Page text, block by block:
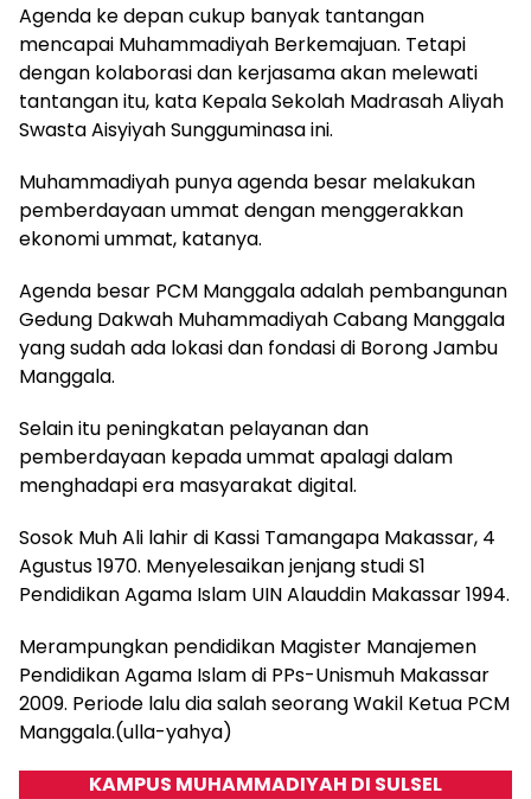
Agenda ke depan cukup banyak tantangan
mencapai Muhammadiyah Berkemajuan. Tetapi
dengan kolaborasi dan kerjasama akan melewati
tantangan itu, kata Kepala Sekolah Madrasah Aliyah
Swasta Aisyiyah Sungguminasa ini.
Muhammadiyah punya agenda besar melakukan
pemberdayaan ummat dengan menggerakkan
ekonomi ummat, katanya.
Agenda besar PCM Manggala adalah pembangunan
Gedung Dakwah Muhammadiyah Cabang Manggala
yang sudah ada lokasi dan fondasi di Borong Jambu
Manggala.
Selain itu peningkatan pelayanan dan
pemberdayaan kepada ummat apalagi dalam
menghadapi era masyarakat digital.
Sosok Muh Ali lahir di Kassi Tamangapa Makassar, 4
Agustus 1970. Menyelesaikan jenjang studi S1
Pendidikan Agama Islam UIN Alauddin Makassar 1994.
Merampungkan pendidikan Magister Manajemen
Pendidikan Agama Islam di PPs-Unismuh Makassar
2009. Periode lalu dia salah seorang Wakil Ketua PCM
Manggala.(ulla-yahya)
KAMPUS MUHAMMADIYAH DI SULSEL